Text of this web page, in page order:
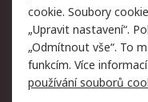
Prohlášení o
údajů
Zásady pro soubory
cookie
cookie. Soubory
„Upravit nastavení“.
„Odmítnout vše“. To
funkcím. Více
používání souborů